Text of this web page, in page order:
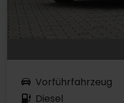
Vorführfahrzeug
Diesel